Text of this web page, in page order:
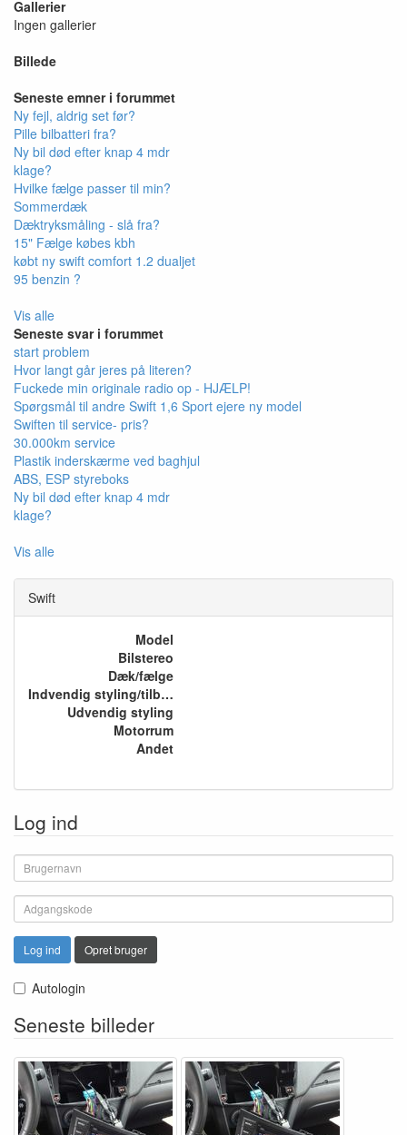
Gallerier
Ingen gallerier
Billede
Seneste emner i forummet
Ny fejl, aldrig set før?
Pille bilbatteri fra?
Ny bil død efter knap 4 mdr
klage?
Hvilke fælge passer til min?
Sommerdæk
Dæktryksmåling - slå fra?
15" Fælge købes kbh
købt ny swift comfort 1.2 dualjet
95 benzin ?
Vis alle
Seneste svar i forummet
start problem
Hvor langt går jeres på literen?
Fuckede min originale radio op - HJÆLP!
Spørgsmål til andre Swift 1,6 Sport ejere ny model
Swiften til service- pris?
30.000km service
Plastik inderskærme ved baghjul
ABS, ESP styreboks
Ny bil død efter knap 4 mdr
klage?
Vis alle
Swift
Model
Bilstereo
Dæk/fælge
Indvendig styling/tilbehør
Udvendig styling
Motorrum
Andet
Log ind
Log ind Opret bruger
Autologin
Seneste billeder